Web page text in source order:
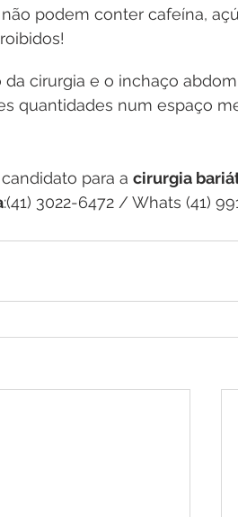
podem conter cafeína,
cirurgia e o inchaço
quantidades num espaço
para a cirurgia
:(41) 3022-6472 / Whats (41)